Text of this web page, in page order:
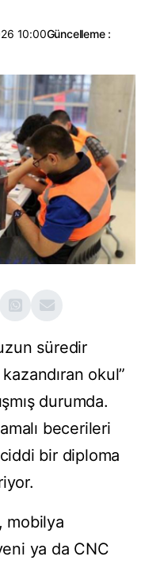
10:00Güncelleme :
süredir
okul”
durumda.
becerileri
bir diploma
mobilya
ya da CNC